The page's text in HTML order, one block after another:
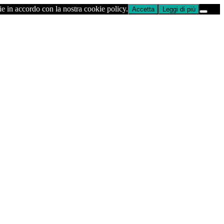
in accordo con la nostra cookie policy. Accetta Leggi di più